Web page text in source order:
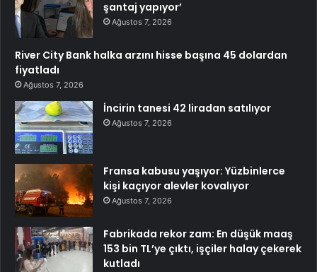
şantaj yapıyor’
Ağustos 7, 2026
River City Bank halka arzını hisse başına 45 dolardan
fiyatladı
Ağustos 7, 2026
İncirin tanesi 42 liradan satılıyor
Ağustos 7, 2026
Fransa kabusu yaşıyor: Yüzbinlerce
kişi kaçıyor alevler kovalıyor
Ağustos 7, 2026
Fabrikada rekor zam: En düşük maaş
153 bin TL’ye çıktı, işçiler halay çekerek
kutladı